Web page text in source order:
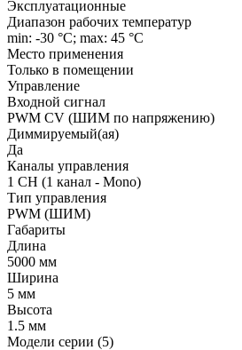
Эксплуатационные
Диапазон рабочих температур
min: -30 °C; max: 45 °C
Место применения
Только в помещении
Управление
Входной сигнал
PWM СV (ШИМ по напряжению)
Диммируемый(ая)
Да
Каналы управления
1 CH (1 канал - Mono)
Тип управления
PWM (ШИМ)
Габариты
Длина
5000 мм
Ширина
5 мм
Высота
1.5 мм
Модели серии (5)